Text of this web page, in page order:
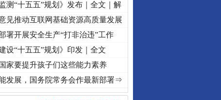
“转折之城”激荡..·[视频]牢记初心使命 奋进复兴征程丨红船起航处 潮起..
测“十五五”规划》发布｜全文｜解
见推动互联网基础资源高质量发展
署开展安全生产“打非治违”工作
设“十五五”规划》印发｜全文
家要提升孩子们这些能力素养
发展，国务院常务会作最新部署⇒